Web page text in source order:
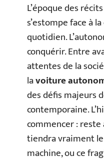
L’époque des
s’estompe face à
quotidien.
conquérir. Entre
attentes de la
lavoiture
des défis majeurs
contemporaine.
commencer :
tiendra vraiment le
machine, ou ce